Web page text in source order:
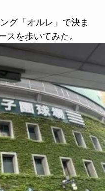
グ「オルレ」で決ま
スを歩いてみた。